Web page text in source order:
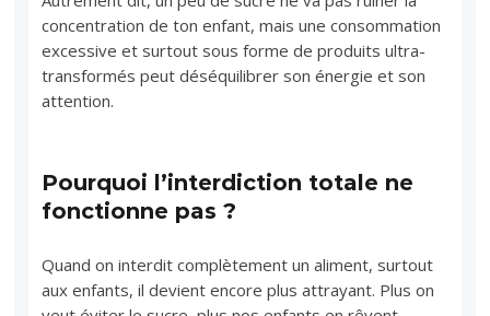
concentration de ton enfant, mais une consommation
excessive et surtout sous forme de produits ultra-
transformés peut déséquilibrer son énergie et son
attention.
Pourquoi l’interdiction totale ne
fonctionne pas ?
Quand on interdit complètement un aliment, surtout
aux enfants, il devient encore plus attrayant. Plus on